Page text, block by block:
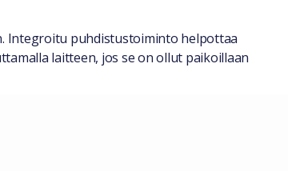
Integroitu puhdistustoiminto helpottaa
laitteen, jos se on ollut paikoillaan